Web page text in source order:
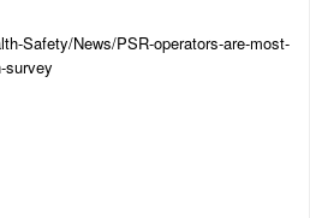
Safety/News/PSR-operators-are-most-
survey